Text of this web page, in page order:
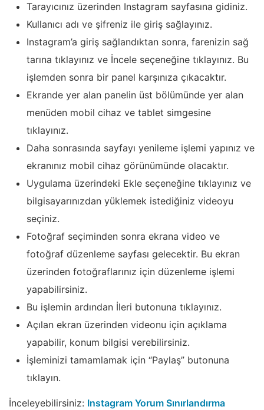
Tarayıcınız üzerinden Instagram sayfasına gidiniz.
Kullanıcı adı ve şifreniz ile giriş sağlayınız.
Instagram’a giriş sağlandıktan sonra, farenizin sağ
tarına tıklayınız ve İncele seçeneğine tıklayınız. Bu
işlemden sonra bir panel karşınıza çıkacaktır.
Ekrande yer alan panelin üst bölümünde yer alan
menüden mobil cihaz ve tablet simgesine
tıklayınız.
Daha sonrasında sayfayı yenileme işlemi yapınız ve
ekranınız mobil cihaz görünümünde olacaktır.
Uygulama üzerindeki Ekle seçeneğine tıklayınız ve
bilgisayarınızdan yüklemek istediğiniz videoyu
seçiniz.
Fotoğraf seçiminden sonra ekrana video ve
fotoğraf düzenleme sayfası gelecektir. Bu ekran
üzerinden fotoğraflarınız için düzenleme işlemi
yapabilirsiniz.
Bu işlemin ardından İleri butonuna tıklayınız.
Açılan ekran üzerinden videonu için açıklama
yapabilir, konum bilgisi verebilirsiniz.
İşleminizi tamamlamak için “Paylaş” butonuna
tıklayın.
İnceleyebilirsiniz: Instagram Yorum Sınırlandırma